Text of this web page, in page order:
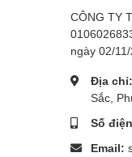
CÔNG TY
ngày 02/
Địa chỉ:
Sắc,
Số
Email: